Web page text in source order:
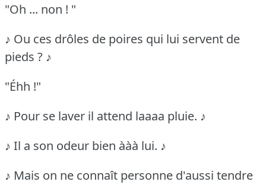
"Oh ... non ! "
♪ Ou ces drôles de poires qui lui servent de
pieds ? ♪
"Éhh !"
♪ Pour se laver il attend laaaa pluie. ♪
♪ Il a son odeur bien ààà lui. ♪
♪ Mais on ne connaît personne d'aussi tendre